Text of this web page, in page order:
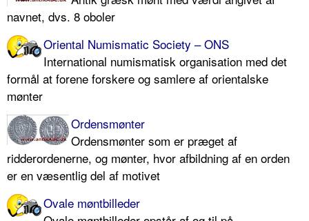
navnet, dvs. 8 oboler
Oriental Numismatic Society – ONS
International numismatisk organisation med det
formål at forene forskere og samlere af orientalske
mønter
Ordensmønter
Ordensmønter som er præget af
ridderordenerne, og mønter, hvor afbildning af en orden
er en væsentlig del af motivet
Ovale møntbilleder